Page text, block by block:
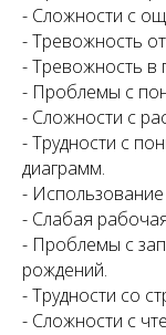
- Сложности с
- Тревожность
- Тревожность в
- Проблемы с
- Сложности с
- Трудности с
диаграмм.
- Использование
- Слабая
- Проблемы с
рождений.
- Трудности со
- Сложности с